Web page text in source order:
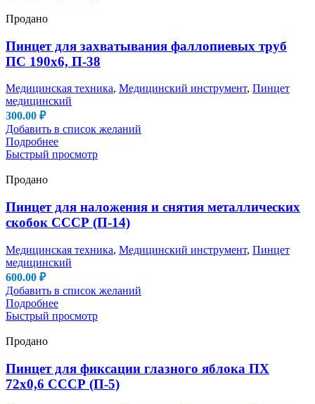
Продано
Пинцет для захватывания фаллопиевых труб
ПС 190х6, П-38
Медицинская техника, Медицинский инструмент, Пинцет
медицинский
300.00 ₽
Добавить в список желаний
Подробнее
Быстрый просмотр
Продано
Пинцет для наложения и снятия металлических
скобок СССР (П-14)
Медицинская техника, Медицинский инструмент, Пинцет
медицинский
600.00 ₽
Добавить в список желаний
Подробнее
Быстрый просмотр
Продано
Пинцет для фиксации глазного яблока ПХ
72х0,6 СССР (П-5)